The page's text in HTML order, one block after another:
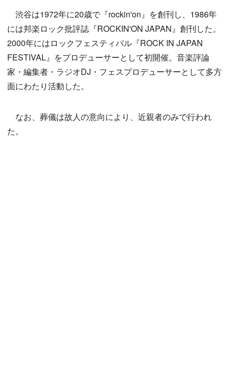
渋谷は1972年に20歳で『rockin'on』を創刊し、1986年
には邦楽ロック批評誌『ROCKIN'ON JAPAN』創刊した。
2000年にはロックフェスティバル『ROCK IN JAPAN
FESTIVAL』をプロデューサーとして初開催。音楽評論
家・編集者・ラジオDJ・フェスプロデューサーとして多方
面にわたり活動した。
なお、葬儀は故人の意向により、近親者のみで行われ
た。